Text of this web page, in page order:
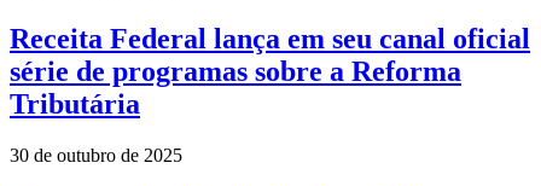
Receita Federal lança em seu canal oficial
série de programas sobre a Reforma
Tributária
30 de outubro de 2025